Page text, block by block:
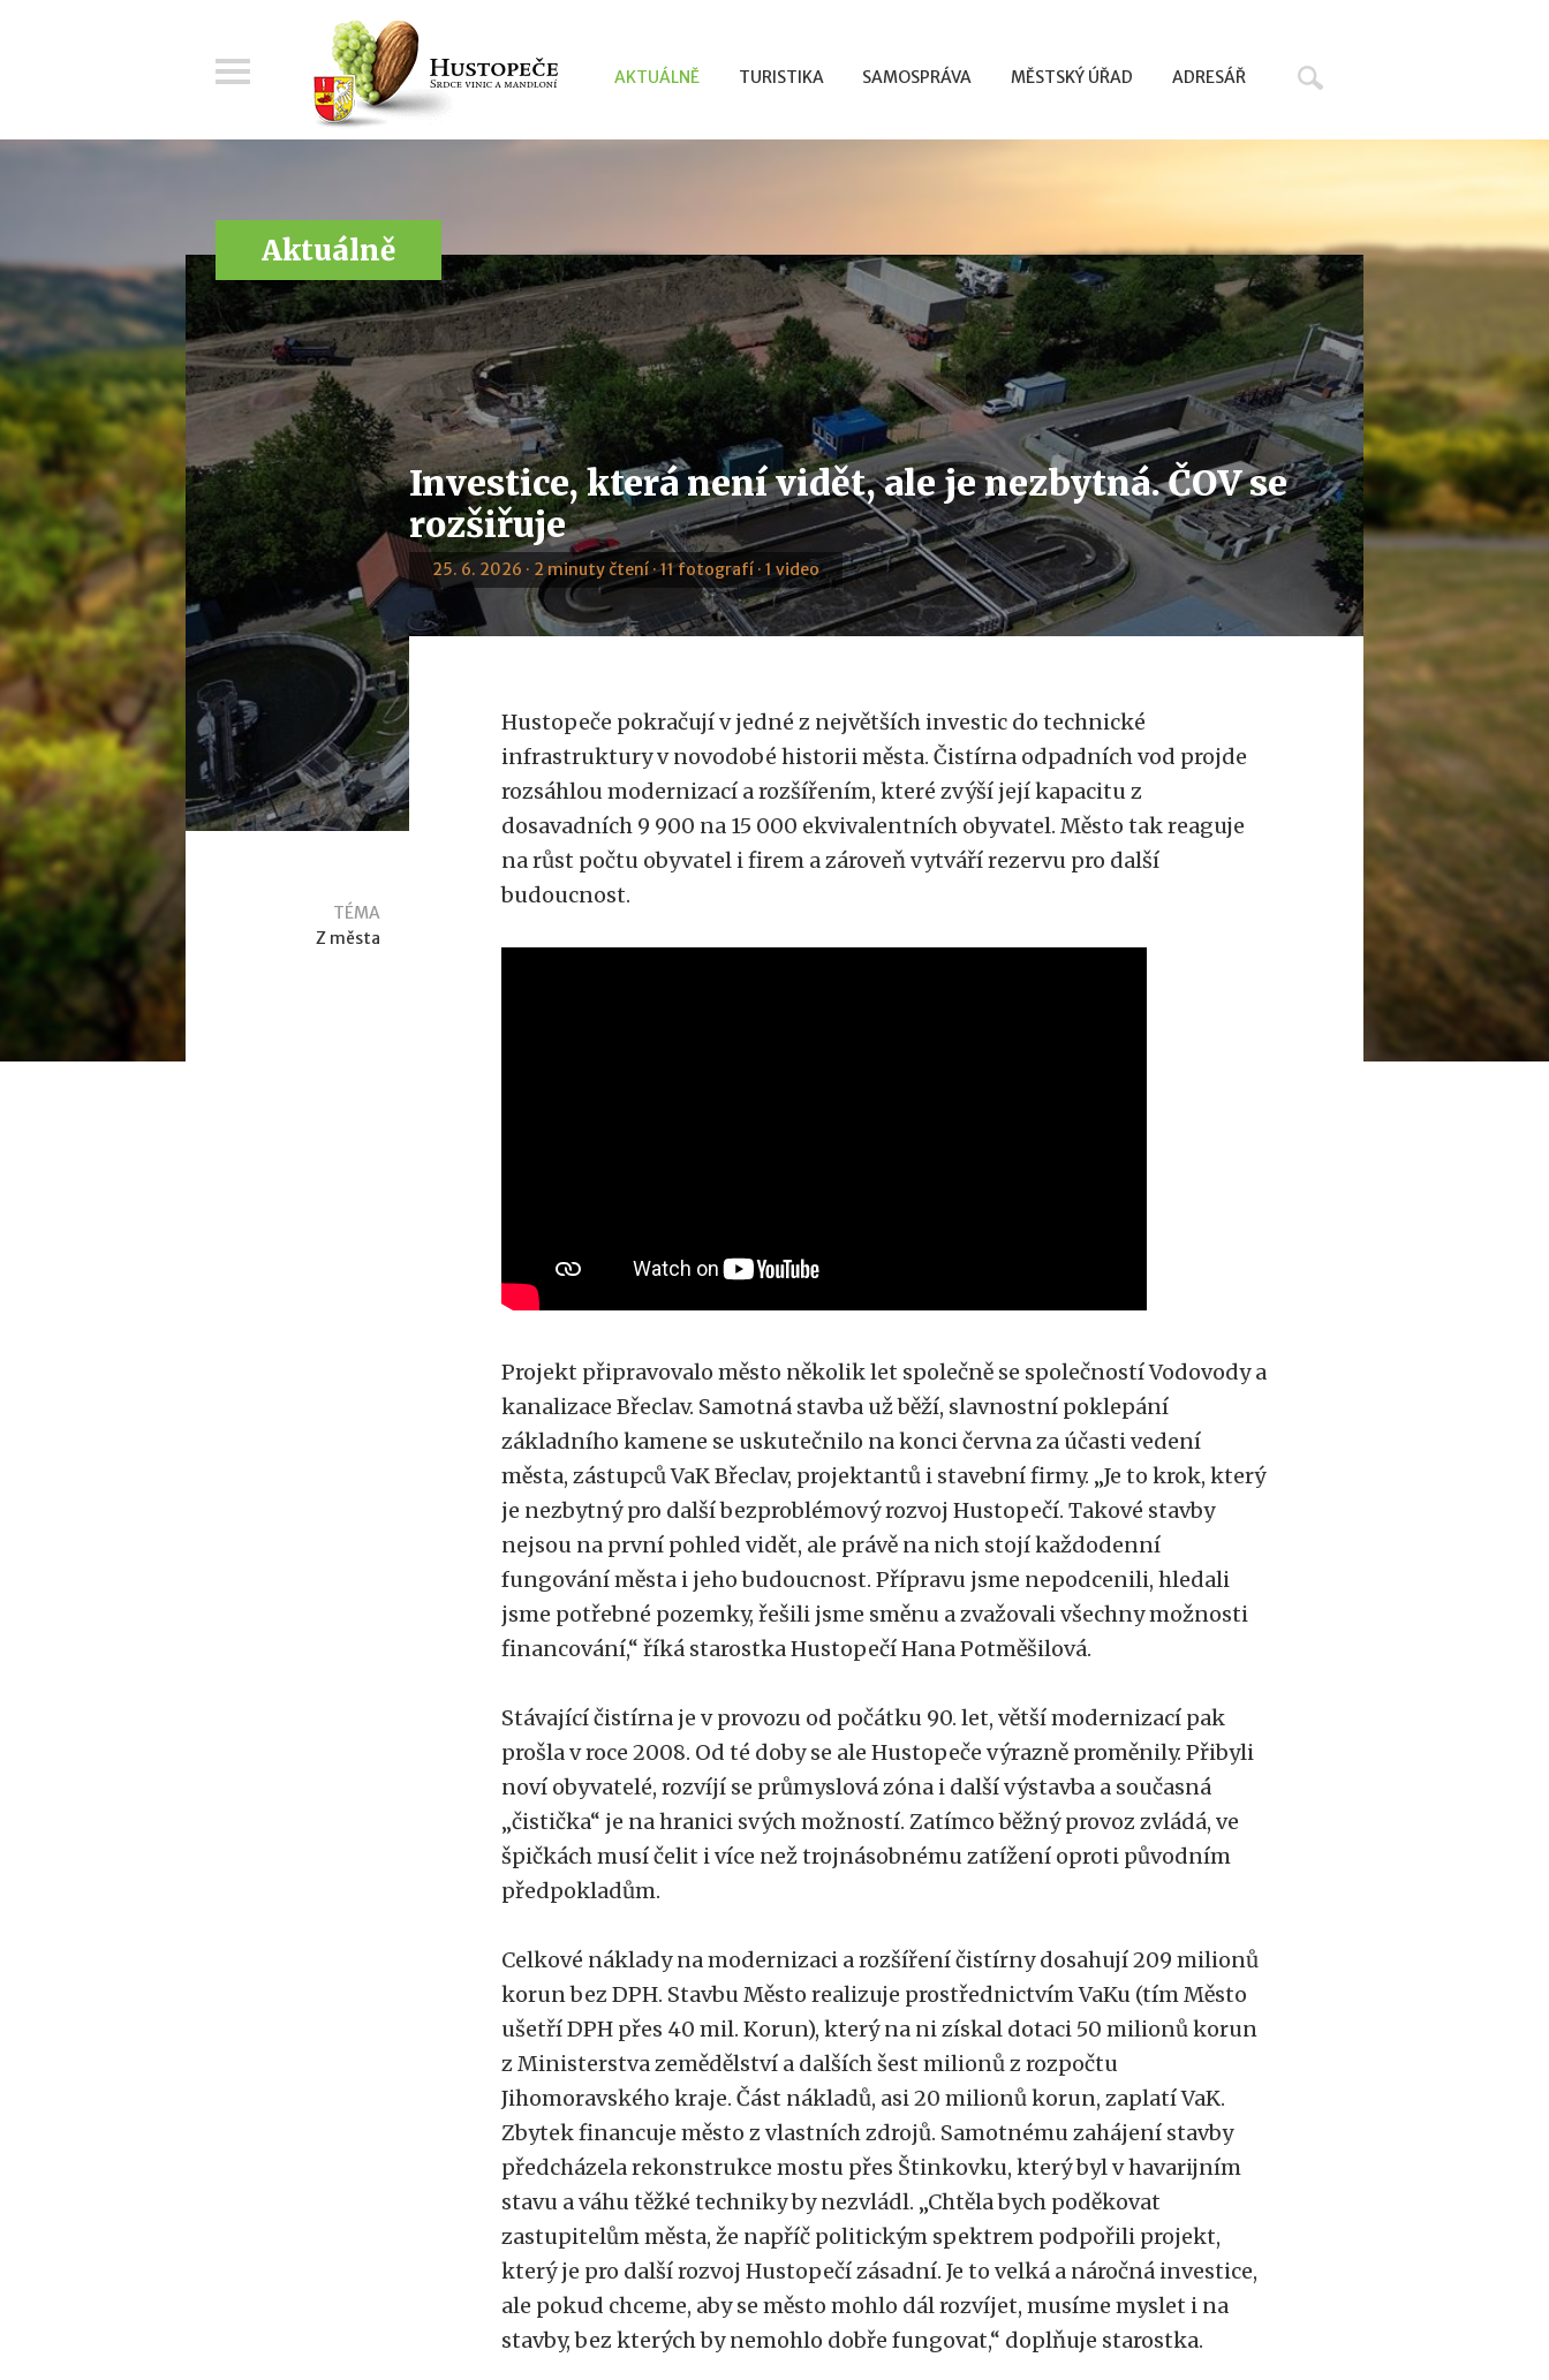
AKTUÁLNĚ TURISTIKA SAMOSPRÁVA MĚSTSKÝ ÚŘAD ADRESÁŘ
Aktuálně
Investice, která není vidět, ale je nezbytná. ČOV se
rozšiřuje
25. 6. 2026 · 2 minuty čtení · 11 fotografí · 1 video
TÉMA
Z města
Hustopeče pokračují v jedné z největších investic do technické
infrastruktury v novodobé historii města. Čistírna odpadních vod projde
rozsáhlou modernizací a rozšířením, které zvýší její kapacitu z
dosavadních 9 900 na 15 000 ekvivalentních obyvatel. Město tak reaguje
na růst počtu obyvatel i firem a zároveň vytváří rezervu pro další
budoucnost.
Projekt připravovalo město několik let společně se společností Vodovody a
kanalizace Břeclav. Samotná stavba už běží, slavnostní poklepání
základního kamene se uskutečnilo na konci června za účasti vedení
města, zástupců VaK Břeclav, projektantů i stavební firmy. „Je to krok, který
je nezbytný pro další bezproblémový rozvoj Hustopečí. Takové stavby
nejsou na první pohled vidět, ale právě na nich stojí každodenní
fungování města i jeho budoucnost. Přípravu jsme nepodcenili, hledali
jsme potřebné pozemky, řešili jsme směnu a zvažovali všechny možnosti
financování,“ říká starostka Hustopečí Hana Potměšilová.
Stávající čistírna je v provozu od počátku 90. let, větší modernizací pak
prošla v roce 2008. Od té doby se ale Hustopeče výrazně proměnily. Přibyli
noví obyvatelé, rozvíjí se průmyslová zóna i další výstavba a současná
„čistička“ je na hranici svých možností. Zatímco běžný provoz zvládá, ve
špičkách musí čelit i více než trojnásobnému zatížení oproti původním
předpokladům.
Celkové náklady na modernizaci a rozšíření čistírny dosahují 209 milionů
korun bez DPH. Stavbu Město realizuje prostřednictvím VaKu (tím Město
ušetří DPH přes 40 mil. Korun), který na ni získal dotaci 50 milionů korun
z Ministerstva zemědělství a dalších šest milionů z rozpočtu
Jihomoravského kraje. Část nákladů, asi 20 milionů korun, zaplatí VaK.
Zbytek financuje město z vlastních zdrojů. Samotnému zahájení stavby
předcházela rekonstrukce mostu přes Štinkovku, který byl v havarijním
stavu a váhu těžké techniky by nezvládl. „Chtěla bych poděkovat
zastupitelům města, že napříč politickým spektrem podpořili projekt,
který je pro další rozvoj Hustopečí zásadní. Je to velká a náročná investice,
ale pokud chceme, aby se město mohlo dál rozvíjet, musíme myslet i na
stavby, bez kterých by nemohlo dobře fungovat,“ doplňuje starostka.